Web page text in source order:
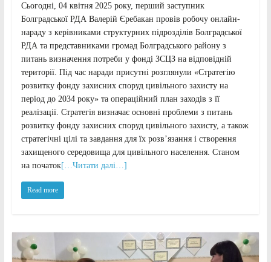
Сьогодні, 04 квітня 2025 року, перший заступник
Болградської РДА Валерій Єребакан провів робочу онлайн-
нараду з керівниками структурних підрозділів Болградської
РДА та представниками громад Болградського району з
питань визначення потреби у фонді ЗСЦЗ на відповідній
території. Під час наради присутні розглянули «Стратегію
розвитку фонду захисних споруд цивільного захисту на
період до 2034 року» та операційний план заходів з її
реалізації. Стратегія визначає основні проблеми з питань
розвитку фонду захисних споруд цивільного захисту, а також
стратегічні цілі та завдання для їх розв’язання і створення
захищеного середовища для цивільного населення. Станом
на початок[…Читати далі…]
Read more